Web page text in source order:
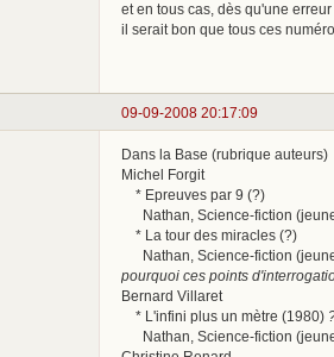
et en tous cas, dès qu'une erreur
il serait bon que tous ces
09-09-2008 20:17:09
Dans la Base (rubrique auteurs)
Michel Forgit
* Epreuves par 9 (?)
Nathan, Science-fiction
* La tour des miracles (?)
Nathan, Science-fiction
pourquoi ces points
Bernard Villaret
* L'infini plus un mètre (1980)
Nathan, Science-fiction